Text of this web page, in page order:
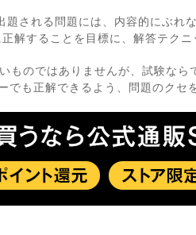
される問題には、内容的にぶれ
解することを目標に、解答テク
ものではありませんが、試験な
も正解できるよう、問題のクセ